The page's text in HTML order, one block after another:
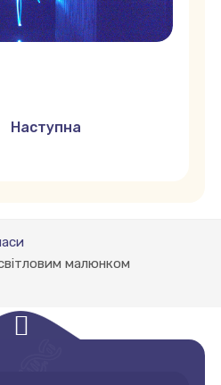
Майстер клас із
Наступна стаття: Майстер
Наступна
малюнком